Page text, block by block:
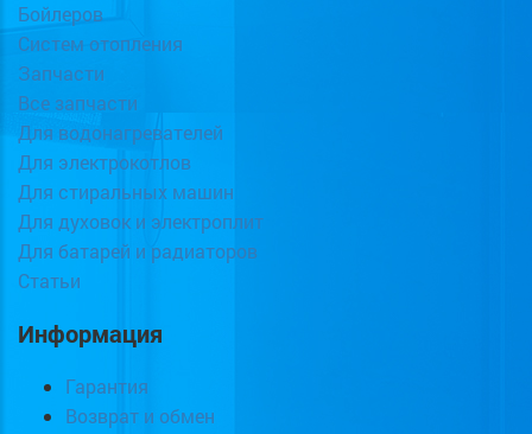
Бойлеров
Систем отопления
Запчасти
Все запчасти
Для водонагревателей
Для электрокотлов
Для стиральных машин
Для духовок и электроплит
Для батарей и радиаторов
Статьи
Информация
Гарантия
Возврат и обмен